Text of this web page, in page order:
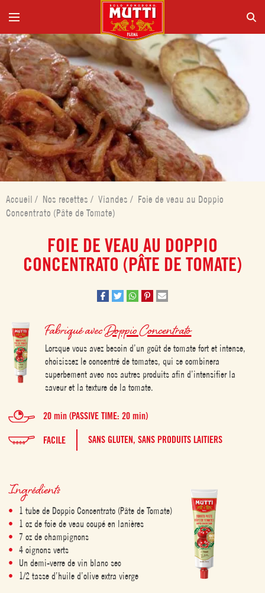
Accueil / Nos recettes / Viandes / Foie de veau au Doppio
Concentrato (Pâte de Tomate)
FOIE DE VEAU AU DOPPIO
CONCENTRATO (PÂTE DE TOMATE)
Fabriqué avecDoppio Concentrato
Lorsque vous avez besoin d’un goût de tomate fort et intense,
choisissez le concentré de tomates, qui se combinera
superbement avec nos autres produits afin d’intensifier la
saveur et la texture de la tomate.
20 min (PASSIVE TIME: 20 min)
FACILE SANS GLUTEN, SANS PRODUITS LAITIERS
Ingrédients
1 tube de Doppio Concentrato (Pâte de Tomate)
1 oz de foie de veau coupé en lanières
7 oz de champignons
4 oignons verts
Un demi-verre de vin blanc sec
1/2 tasse d’huile d’olive extra vierge